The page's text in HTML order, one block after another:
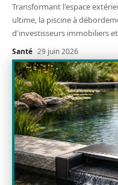
Transformant l'espace
ultime, la piscine à
d'investisseurs immobiliers et
Santé 29 juin 2026